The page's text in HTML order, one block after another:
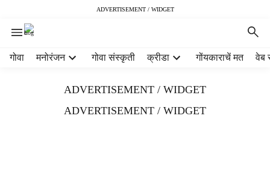
ADVERTISEMENT / WIDGET
गोवा मनोरंजन गोवा संस्कृती क्रीडा गोंयकाराचें मत वेब
ADVERTISEMENT / WIDGET
ADVERTISEMENT / WIDGET